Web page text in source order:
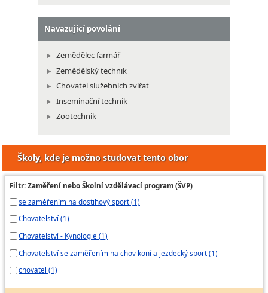
Navazující povolání
Zemědělec farmář
Zemědělský technik
Chovatel služebních zvířat
Inseminační technik
Zootechnik
Školy, kde je možno studovat tento obor
Filtr: Zaměření nebo Školní vzdělávací program (ŠVP)
se zaměřením na dostihový sport (1)
Chovatelství (1)
Chovatelství - Kynologie (1)
Chovatelství se zaměřením na chov koní a jezdecký sport (1)
chovatel (1)